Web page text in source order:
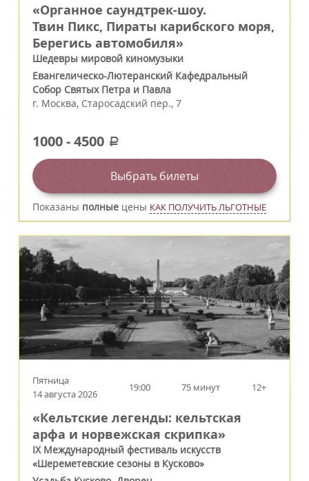
«Органное саундтрек-шоу.
Твин Пикс, Пираты карибского моря,
Берегись автомобиля»
Шедевры мировой киномузыки
Евангелическо-Лютеранский Кафедральный
Собор Святых Петра и Павла
г. Москва, Старосадский пер., 7
1000-4500 a
Выбрать билеты
Показаны полные цены КАК ПОЛУЧИТЬ ЛЬГОТНЫЕ
Пятница
14 августа 2026
19:00 75 минут 12+
«Кельтские легенды: кельтская
арфа и норвежская скрипка»
IX Международный фестиваль искусств
«Шереметевские сезоны в Кусково»